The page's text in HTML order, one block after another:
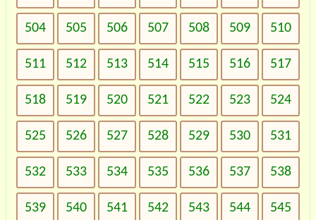
504 505 506 507 508 509 510
511 512 513 514 515 516 517
518 519 520 521 522 523 524
525 526 527 528 529 530 531
532 533 534 535 536 537 538
539 540 541 542 543 544 545